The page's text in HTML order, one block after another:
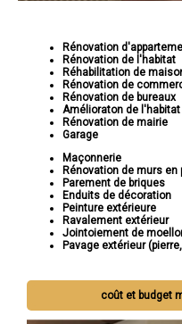
Rénovation
Rénovation de l'habitat
Réhabilitation de
Rénovation de
Rénovation de bureaux
Amélioraton de l'habitat
Rénovation de mairie
Garage
Maçonnerie
Rénovation de murs en
Parement de briques
Enduits de décoration
Peinture extérieure
Ravalement extérieur
Jointoiement de
Pavage extérieur
coût et budget